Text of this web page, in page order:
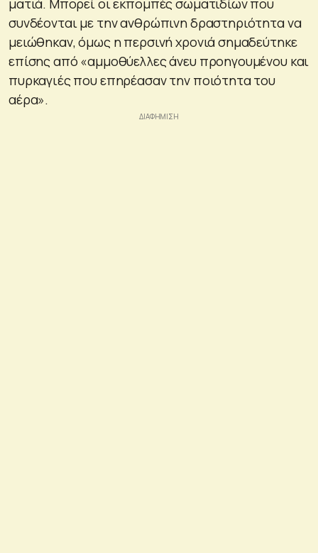
συνδέονται με την ανθρώπινη δραστηριότητα να
μειώθηκαν, όμως η περσινή χρονιά σημαδεύτηκε
επίσης από «αμμοθύελλες άνευ προηγουμένου και
πυρκαγιές που επηρέασαν την ποιότητα του
αέρα».